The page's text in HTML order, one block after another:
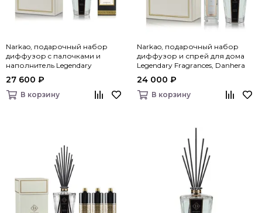
Narkao, подарочный набор
диффузор c палочками и
наполнитель Legendary
Fragrances, Danhera Italy
27 600 ₽
В корзину
Narkao, подарочный набор
диффузор и спрей для дома
Legendary Fragrances, Danhera
Italy
24 000 ₽
В корзину